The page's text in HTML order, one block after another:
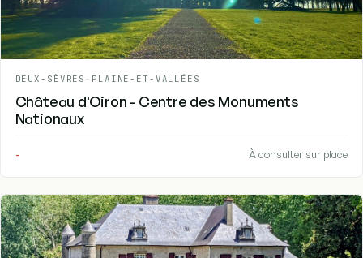
DEUX-SÈVRES - PLAINE-ET-VALLÉES
Château d'Oiron - Centre des Monuments
Nationaux
- À consulter sur place